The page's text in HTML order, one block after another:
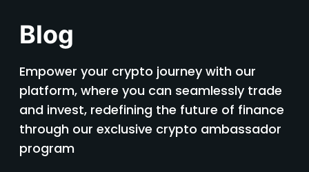
Blog
Empower your crypto journey with our
platform, where you can seamlessly trade
and invest, redefining the future of finance
through our exclusive crypto ambassador
program